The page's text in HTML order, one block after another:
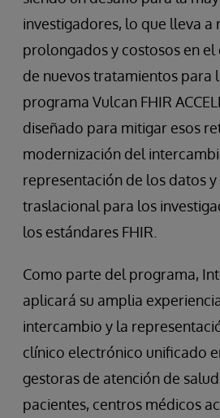
investigadores, lo que lleva a
prolongados y costosos en
de nuevos tratamientos para
programa Vulcan FHIR
diseñado para mitigar esos
modernización del
representación de los datos
traslacional para los
los estándares FHIR.
Como parte del programa,
aplicará su amplia
intercambio y la
clínico electrónico unificado
gestoras de atención de
pacientes, centros médicos